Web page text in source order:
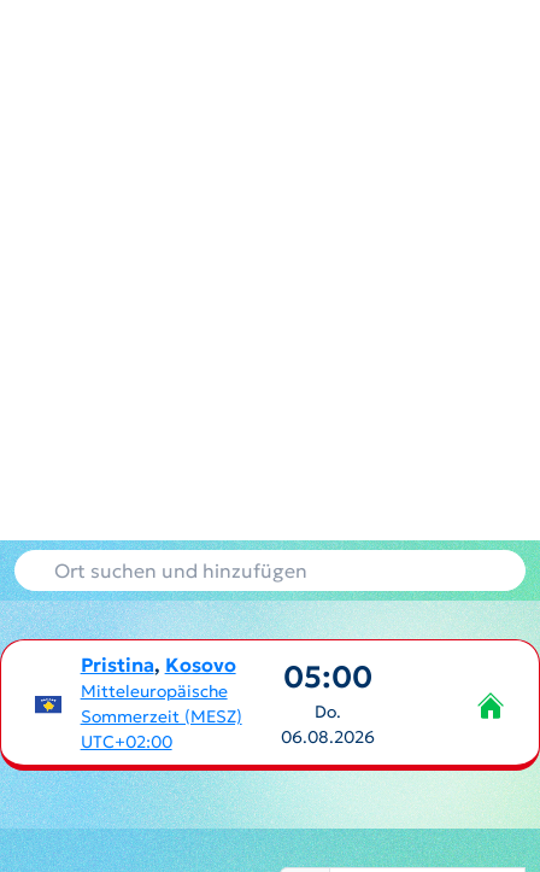
Pristina, Kosovo
Mitteleuropäische
Sommerzeit (MESZ)
UTC+02:00
05:00
Do.
06.08.2026